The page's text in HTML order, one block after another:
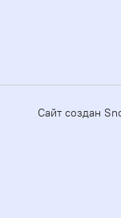
Сайт создан